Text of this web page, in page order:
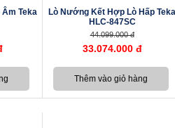
Teka
Lò Nướng Kết Hợp Lò Hấp Teka
HLC-847SC
44.099.000 đ
33.074.000 đ